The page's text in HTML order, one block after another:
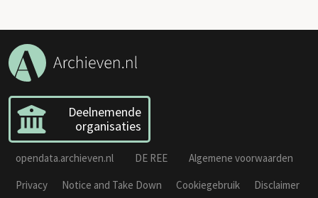
Deelnemende
organisaties
opendata.archieven.nl DE REE
Algemene voorwaarden
Privacy
Notice and Take Down Cookiegebruik
Disclaimer